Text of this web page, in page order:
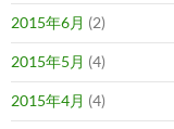
2015年6月 (2)
2015年5月 (4)
2015年4月 (4)